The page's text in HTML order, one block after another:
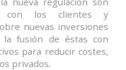
con los clientes y
nuevas inversiones
fusión de éstas con
para reducir costes,
privados.